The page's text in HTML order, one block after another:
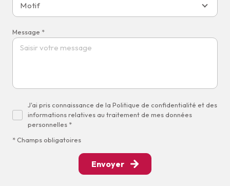
Motif
Message *
J'ai pris connaissance de la Politique de confidentialité et des
informations relatives au traitement de mes données
personnelles *
* Champs obligatoires
Envoyer